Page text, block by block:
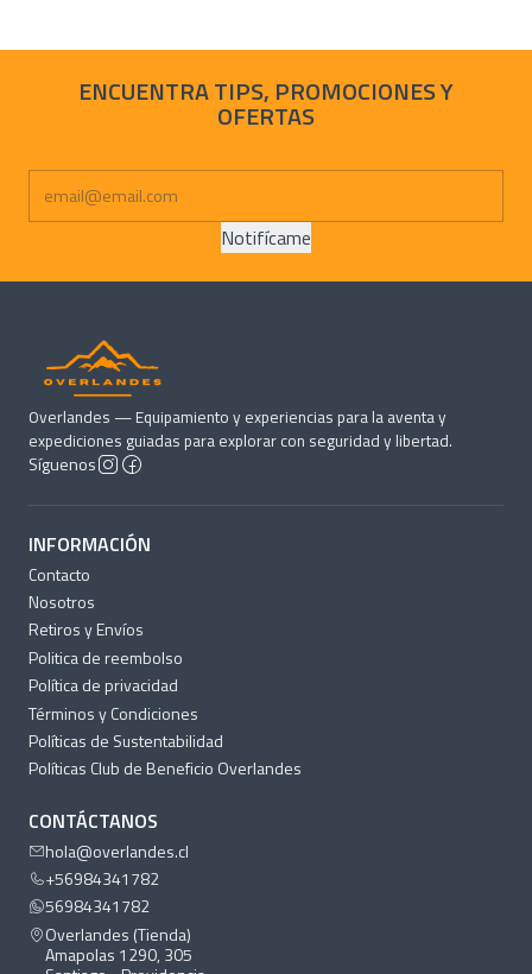
ENCUENTRA TIPS, PROMOCIONES Y
OFERTAS
Notifícame
Overlandes — Equipamiento y experiencias para la aventa y
expediciones guiadas para explorar con seguridad y libertad.
Síguenos
INFORMACIÓN
Contacto
Nosotros
Retiros y Envíos
Politica de reembolso
Política de privacidad
Términos y Condiciones
Políticas de Sustentabilidad
Políticas Club de Beneficio Overlandes
CONTÁCTANOS
hola@overlandes.cl
+56984341782
56984341782
Overlandes (Tienda)
Amapolas 1290, 305